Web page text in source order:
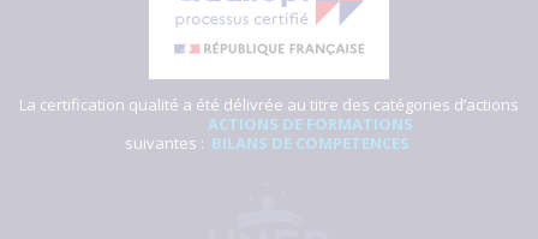
La certification qualité a été délivrée au titre des catégories d’actions
suivantes :
ACTIONS DE FORMATIONS
BILANS DE COMPETENCES